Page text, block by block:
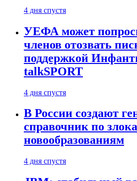
4 дня спустя
УЕФА может
членов отозвать
поддержкой
talkSPORT
4 дня спустя
В России создают
справочник по
новообразованиям
4 дня спустя